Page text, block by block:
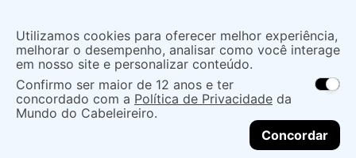
localização
As ofertas e opções de entrega variam de
acordo com a região.Não sei meu CEP
CONTINUAR
O que você procura?
Cabelo Marcas Tradicionais
Condicionador
COND LOWELL LISO MÁGICO 200ML - LOWELL
Utilizamos cookies para oferecer melhor experiência,
melhorar o desempenho, analisar como você interage
em nosso site e personalizar conteúdo.
Confirmo ser maior de 12 anos e ter
concordado com a Política de Privacidade da
Mundo do Cabeleireiro.
Concordar